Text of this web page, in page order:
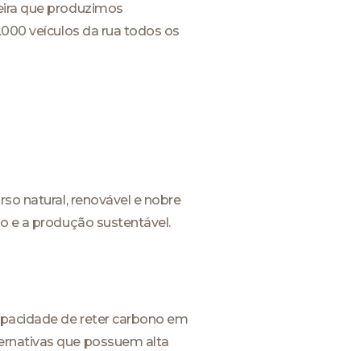
que produzimos
veículos da rua todos os
natural, renovável e nobre
e a produção sustentável.
de reter carbono em
que possuem alta